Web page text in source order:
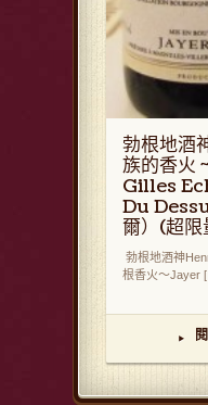
勃根地酒
族的香
Gilles
Du
爾）(超限
勃根地酒神
根香火～Jayer
▸